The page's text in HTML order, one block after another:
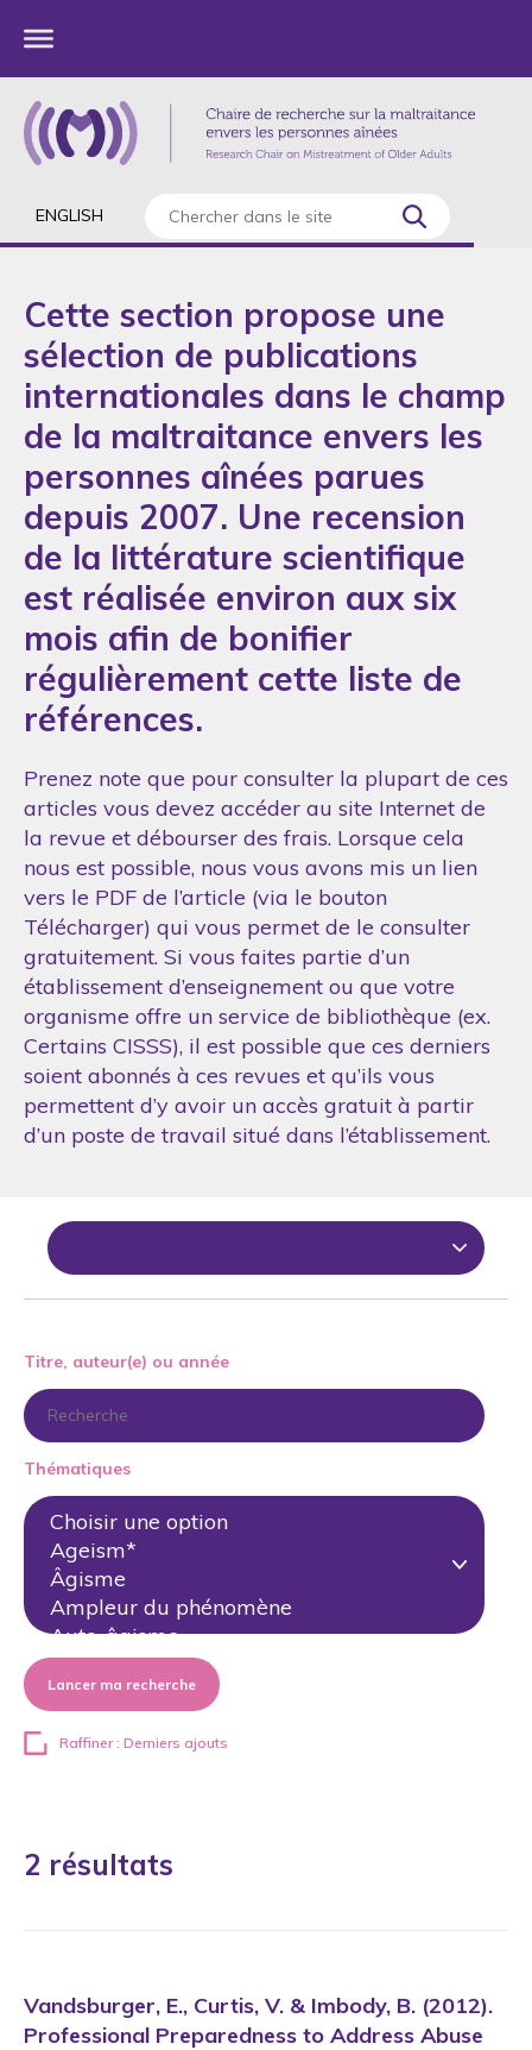
ENGLISH
Cette section propose une
sélection de publications
internationales dans le champ
de la maltraitance envers les
personnes aînées parues
depuis 2007. Une recension
de la littérature scientifique
est réalisée environ aux six
mois afin de bonifier
régulièrement cette liste de
références.
Prenez note que pour consulter la plupart de ces
articles vous devez accéder au site Internet de
la revue et débourser des frais. Lorsque cela
nous est possible, nous vous avons mis un lien
vers le PDF de l’article (via le bouton
Télécharger) qui vous permet de le consulter
gratuitement. Si vous faites partie d’un
établissement d’enseignement ou que votre
organisme offre un service de bibliothèque (ex.
Certains CISSS), il est possible que ces derniers
soient abonnés à ces revues et qu’ils vous
permettent d’y avoir un accès gratuit à partir
d’un poste de travail situé dans l’établissement.
Titre, auteur(e) ou année
Thématiques
Lancer ma recherche
Raffiner : Derniers ajouts
2 résultats
Vandsburger, E., Curtis, V. & Imbody, B. (2012).
Professional Preparedness to Address Abuse